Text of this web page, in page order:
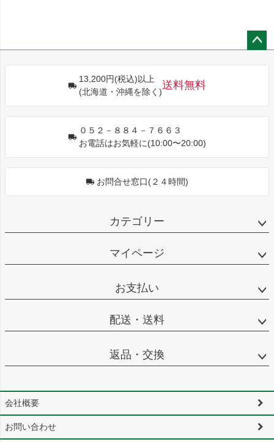
13,200円(税込)以上
(北海道・沖縄を除く)
送料無料
０５２－８８４－７６６３
お電話はお気軽に(10:00〜20:00)
お問合せ窓口(２４時間)
カテゴリー
マイページ
お支払い
配送・送料
返品・交換
会社概要
お問い合わせ